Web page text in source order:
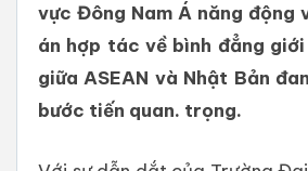
vực Đông Nam Á năng động
án hợp tác về bình đẳng
giữa ASEAN và Nhật Bản
bước tiến quan. trọng.